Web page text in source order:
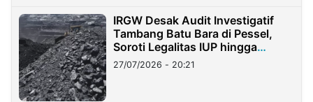
IRGW Desak Audit Investigatif
Tambang Batu Bara di Pessel,
Soroti Legalitas IUP hingga
Stockpile
27/07/2026 - 20:21